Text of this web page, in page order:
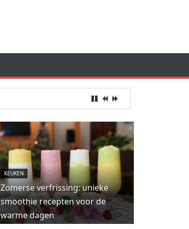
KEUKEN
Zomerse verfrissing: unieke
smoothie recepten voor de
warme dagen